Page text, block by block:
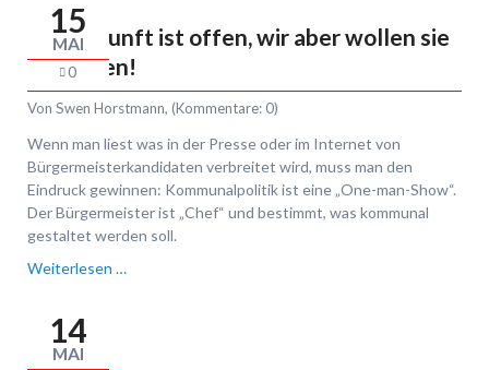
15
MAI
0
Die Zukunft ist offen, wir aber wollen sie
gestalten!
Von Swen Horstmann, (Kommentare: 0)
Wenn man liest was in der Presse oder im Internet von
Bürgermeisterkandidaten verbreitet wird, muss man den
Eindruck gewinnen: Kommunalpolitik ist eine „One-man-Show“.
Der Bürgermeister ist „Chef“ und bestimmt, was kommunal
gestaltet werden soll.
Weiterlesen …
14
MAI